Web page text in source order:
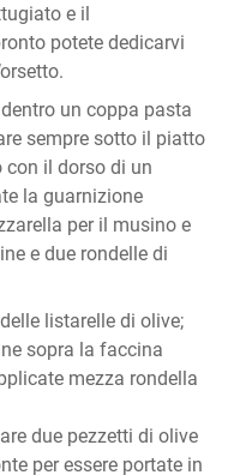
e il
potete dedicarvi
un coppa pasta
sempre sotto il piatto
con il dorso di un
la guarnizione
per il musino e
e due rondelle di
listarelle di olive;
sopra la faccina
mezza rondella
due pezzetti di olive
per essere portate in